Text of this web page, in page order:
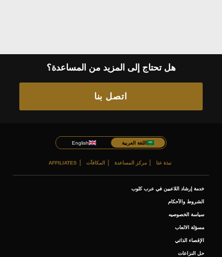
هل تحتاج إلى المزيد من المساعدة؟
اتصل بنا
اللغة العربية English
نبذة عنا مركز المساعدة المكافآت AFFILIATES
خدمة إرشاد اللاعبين في عرب كلوب
الشروط والأحكام
سياسة الخصوصيه
مسؤلة الالعاب
الإقصاء الذاتي
حل النزاعات